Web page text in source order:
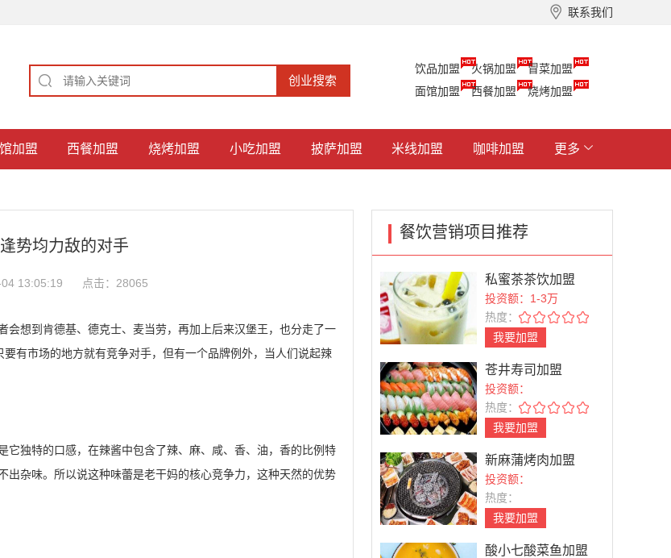
联系我们
饮品加盟 火锅加盟
冒菜加盟
面馆加盟
西餐加盟 烧烤加盟
加盟 西餐加盟 烧烤加盟 小吃加盟 披萨加盟 米线加盟 咖啡加盟 更多
势均力敌的对手
13:05:19 点击：28065
想到肯德基、德克士、麦当劳，再加上后来汉堡王，也分走了一
有市场的地方就有竞争对手，但有一个品牌例外，当人们说起辣
独特的口感，在辣酱中包含了辣、麻、咸、香、油，香的比例特
杂味。所以说这种味蕾是老干妈的核心竞争力，这种天然的优势
餐饮营销项目推荐
私蜜茶茶饮加盟
投资额：1-3万
热度：
我要加盟
苍井寿司加盟
投资额：
热度：
我要加盟
新麻蒲烤肉加盟
投资额：
热度：
我要加盟
酸小七酸菜鱼加盟